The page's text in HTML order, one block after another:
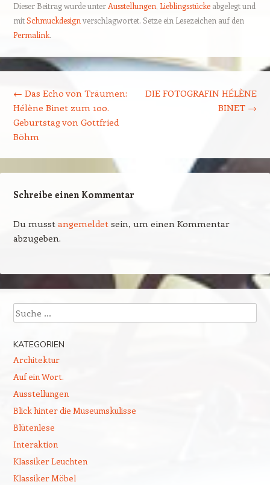
Dieser Beitrag wurde unter Ausstellungen, Lieblingsstückeabgelegt und
mitSchmuckdesign verschlagwortet. Setze ein Lesezeichen auf den
Permalink.
← Das Echo von Träumen:
Hélène Binet zum 100.
Geburtstag von Gottfried
Böhm
DIE FOTOGRAFIN HÉLÈNE
BINET →
Schreibe einen Kommentar
Du musst angemeldetsein, um einen Kommentar
abzugeben.
Suchen
KATEGORIEN
Architektur
Auf ein Wort.
Ausstellungen
Blick hinter die Museumskulisse
Blütenlese
Interaktion
Klassiker Leuchten
Klassiker Möbel